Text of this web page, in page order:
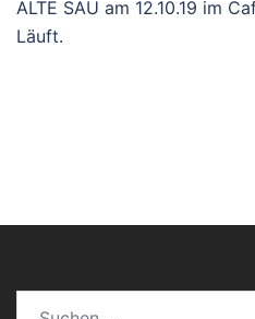
ALTE SAU am 12.10.19 im
Läuft.